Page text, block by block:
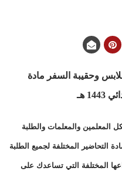
وحقيبة السفر مادة
هـ
المعلمين والمعلمات والطلبة
التحاضير المختلفة لجميع الطلبة
المختلفة التي تساعدك على